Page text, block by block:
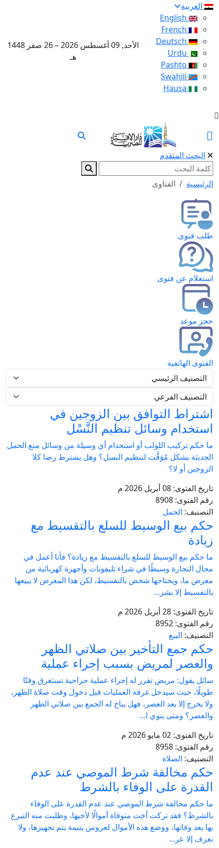
العربية
الأحد, 09 أغسطس 2026 – 26 صفر 1448
هـ
البحث المتقدم
الرئيسية الفتاوى
طلب فتوى
استعلام عن فتوى
حجز موعد
الفتوى الهاتفية
اشتراط التوافق بين الزوجين في
استخدام وسائل تنظيم النَّسْل
ما حكم تركيب اللولب أو استخدام أي وسيلة من وسائل منع الحمل
الحديثة بشكل مُؤقَّت لتنظيم النسل؟ وهل يشترط رضا كلا
الزوجين أو لا؟
تاريخ الفتوى:
رقم الفتوى:
التصنيف: الحمل
حكم بيع الوسيط للسلع بالتقسيط مع
زيادة
ما حكم بيع الوسيط للسلع بالتقسيط مع زيادة؟ فأنا أعمل في
مجال التجارة وسيطًا في شراء تليفونات وأجهزة كهربائية من
معرض ما، ويحتاجها شخص بالتقسيط، لكن هذا المعرض لا يبيعها
بالتقسيط إلا بشر...
تاريخ الفتوى:
رقم الفتوى:
التصنيف: البيع
حكم جمع التأخير بين صلاتي الظهر
والعصر لمريض بسبب إجراء عملية
سائل يقول: مريض تقرر له إجراء عملية جراحية تستغرق وقتًا
طويلًا، حيث سيدخل غرفة العمليات قبل دخول وقت صلاة الظهر،
ولا يخرج إلا بعد العصر، فهل يباح له الجمع بين صلاتي الظهر
والعصر؟ ومتى ينوي ا...
تاريخ الفتوى:
رقم الفتوى:
التصنيف: الصلاة
حكم مخالفة شرط الموصي عند عدم
القدرة على الوفاء بالشرط
ما حكم مخالفة شرط الموصي عند عدم القدرة على الوفاء
بالشرط؟ فقد تركت أخت متوفاة أموالًا لأخيها، وطلبت منه التبرع
بها بعد وفاتها، ووضع هذه الأموال لعروس يتيمة يتم تجهيزها، ولا
نعرف إلا عر...